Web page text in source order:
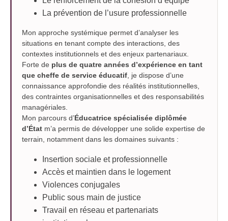
La prévention de l’usure professionnelle
Mon approche systémique permet d’analyser les
situations en tenant compte des interactions, des
contextes institutionnels et des enjeux partenariaux.
Forte de plus de quatre années d’expérience en tant
que cheffe de service éducatif , je dispose d’une
connaissance approfondie des réalités institutionnelles,
des contraintes organisationnelles et des responsabilités
managériales.
Mon parcours d’Éducatrice spécialisée diplômée
d’État m’a permis de développer une solide expertise de
terrain, notamment dans les domaines suivants :
Insertion sociale et professionnelle
Accès et maintien dans le logement
Violences conjugales
Public sous main de justice
Travail en réseau et partenariats